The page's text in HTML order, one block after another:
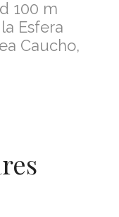
100 m
Esfera
Caucho,